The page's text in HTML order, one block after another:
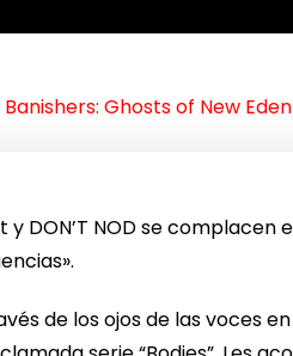
Banishers: Ghosts of New
DON’T NOD se complacen
de los ojos de las voces